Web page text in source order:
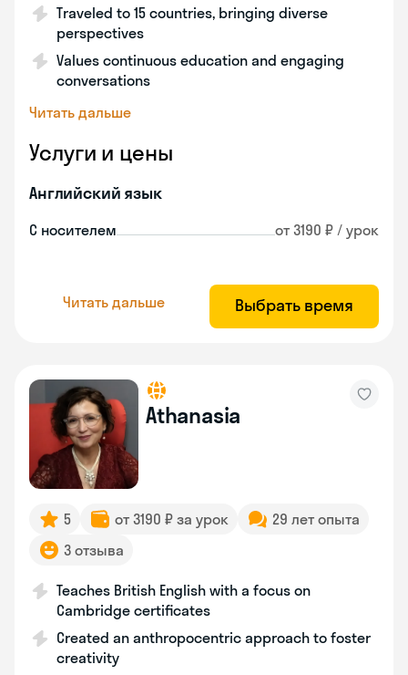
Traveled to 15 countries, bringing diverse
perspectives
Values continuous education and engaging
conversations
Читать дальше
Услуги и цены
Английский язык
С носителем от 3190 ₽ / урок
Читать дальше Выбрать время
Athanasia
5 от 3190 ₽ за урок
29 лет опыта
3 отзыва
Teaches British English with a focus on
Cambridge certificates
Created an anthropocentric approach to foster
creativity